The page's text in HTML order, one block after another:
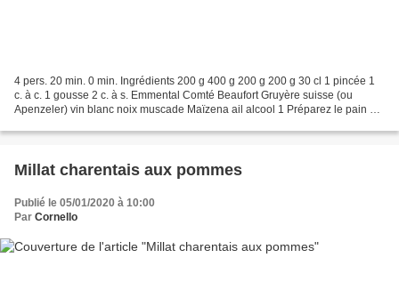
4 pers. 20 min. 0 min. Ingrédients 200 g 400 g 200 g 200 g 30 cl 1 pincée 1
c. à c. 1 gousse 2 c. à s. Emmental Comté Beaufort Gruyère suisse (ou
Apenzeler) vin blanc noix muscade Maïzena ail alcool 1 Préparez le pain en
Millat charentais aux pommes
Publié le 05/01/2020 à 10:00
Par Cornello